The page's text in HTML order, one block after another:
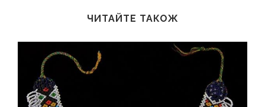
ЧИТАЙТЕ ТАКОЖ